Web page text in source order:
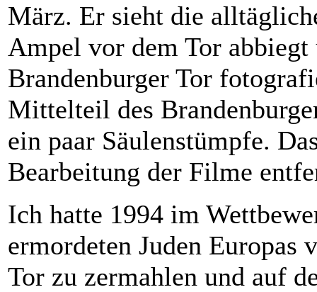
März. Er sieht die
Ampel vor dem Tor
Brandenburger Tor
Mittelteil des
ein paar Säulenstümpfe.
Bearbeitung der Filme
Ich hatte 1994 im
ermordeten Juden Europas
Tor zu zermahlen und auf